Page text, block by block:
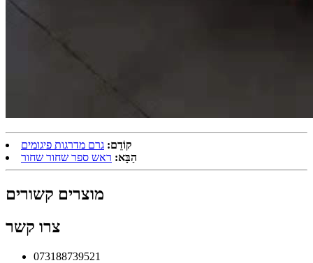
קוֹדֵם: גרם מדרגות פיגומים
הַבָּא: ראש ספר שחור שחור
מוצרים קשורים
צרו קשר
073188739521